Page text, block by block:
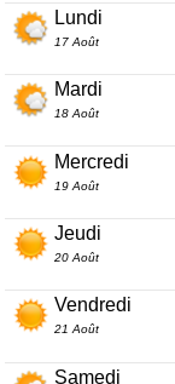
Lundi
17 Août
Mardi
18 Août
Mercredi
19 Août
Jeudi
20 Août
Vendredi
21 Août
Samedi